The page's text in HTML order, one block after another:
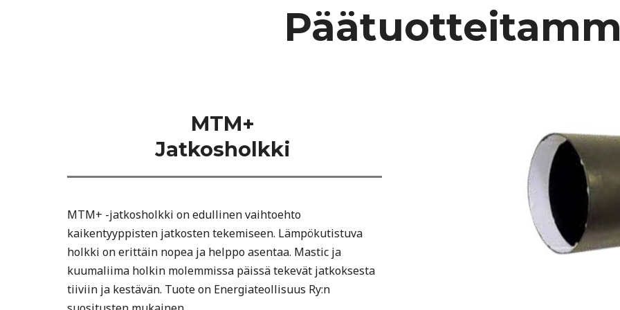
MTM+
Jatkosholkki
MTM+ -jatkosholkki on edullinen vaihtoehto
kaikentyyppisten jatkosten tekemiseen. Lämpökutistuva
holkki on erittäin nopea ja helppo asentaa. Mastic ja
kuumaliima holkin molemmissa päissä tekevät jatkoksesta
tiiviin ja kestävän. Tuote on Energiateollisuus Ry:n